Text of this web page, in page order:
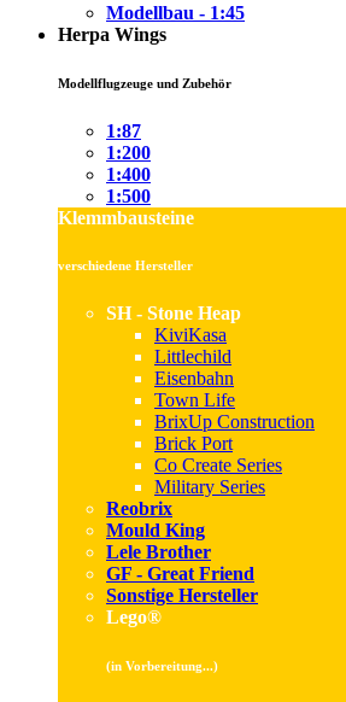
Modellbau - 1:45
Herpa Wings
Modellflugzeuge und Zubehör
1:87
1:200
1:400
1:500
Klemmbausteine
verschiedene Hersteller
SH - Stone Heap
KiviKasa
Littlechild
Eisenbahn
Town Life
BrixUp Construction
Brick Port
Co Create Series
Military Series
Reobrix
Mould King
Lele Brother
GF - Great Friend
Sonstige Hersteller
Lego®
(in Vorbereitung...)